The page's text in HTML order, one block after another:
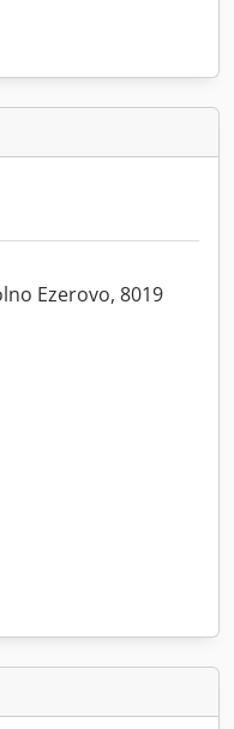
Ezerovo, 8019